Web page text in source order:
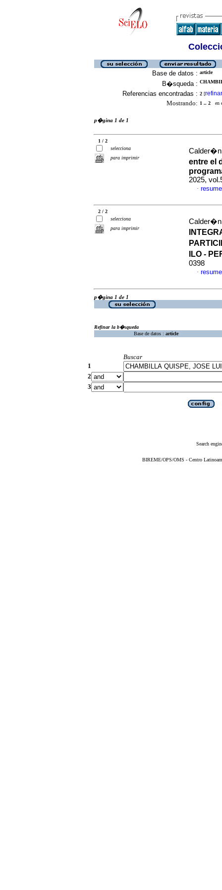
Base de datos : article
B�squeda :
Referencias encontradas : 2 [refinar
Mostrando: 1 .. 2 en
p�gina 1 de 1
1 / 2
selecciona
para imprimir
Calder�n
entre el
2025,
·
2 / 2
selecciona
para imprimir
Calder�n
ILO -
0398
·
p�gina 1 de 1
Refinar la b�squeda
Base de datos : article
Buscar
1
2
3
Search
BIREME/OPS/OMS - Centro